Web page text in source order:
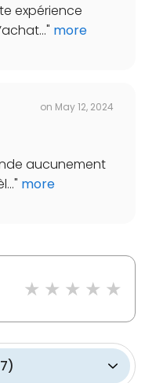
expérience
" more
on May 12, 2024
aucunement
" more
7)